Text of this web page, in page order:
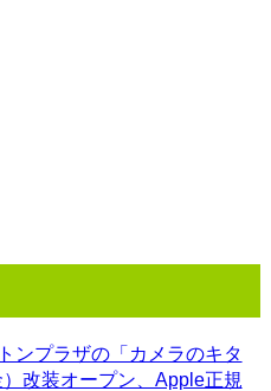
ンプラザの「カメラのキタ
改装オープン、Apple正規